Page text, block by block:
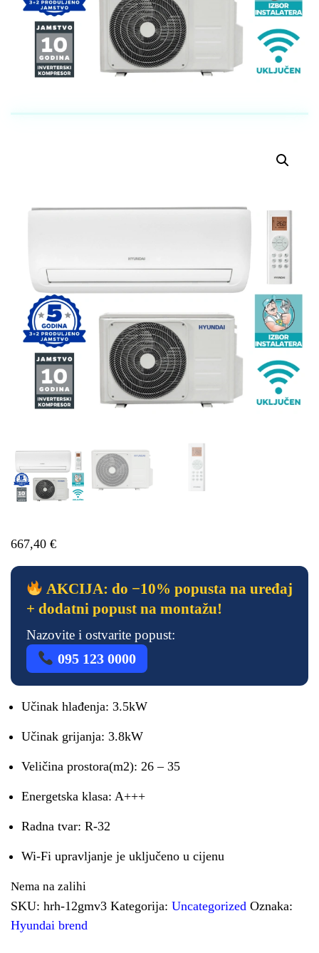
667,40 €
AKCIJA: do −10% popusta na uređaj
+ dodatni popust na montažu!
Nazovite i ostvarite popust:
095 123 0000
Učinak hlađenja: 3.5kW
Učinak grijanja: 3.8kW
Veličina prostora(m2): 26 – 35
Energetska klasa: A+++
Radna tvar: R-32
Wi-Fi upravljanje je uključeno u cijenu
Nema na zalihi
SKU: hrh-12gmv3 Kategorija: Uncategorized Oznaka:
Hyundai brend